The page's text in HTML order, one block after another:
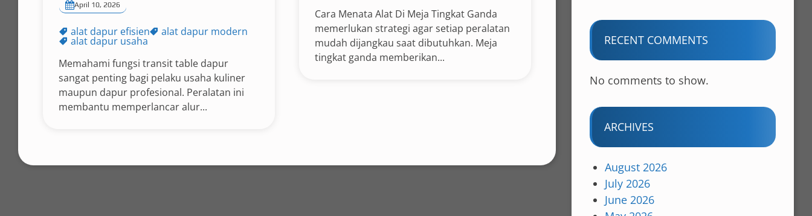
April 10, 2026
alat dapur efisien alat dapur modern
alat dapur usaha
Memahami fungsi transit table dapur
sangat penting bagi pelaku usaha kuliner
maupun dapur profesional. Peralatan ini
membantu memperlancar alur...
Cara Menata Alat Di Meja Tingkat Ganda
memerlukan strategi agar setiap peralatan
mudah dijangkau saat dibutuhkan. Meja
tingkat ganda memberikan...
RECENT COMMENTS
No comments to show.
ARCHIVES
August 2026
July 2026
June 2026